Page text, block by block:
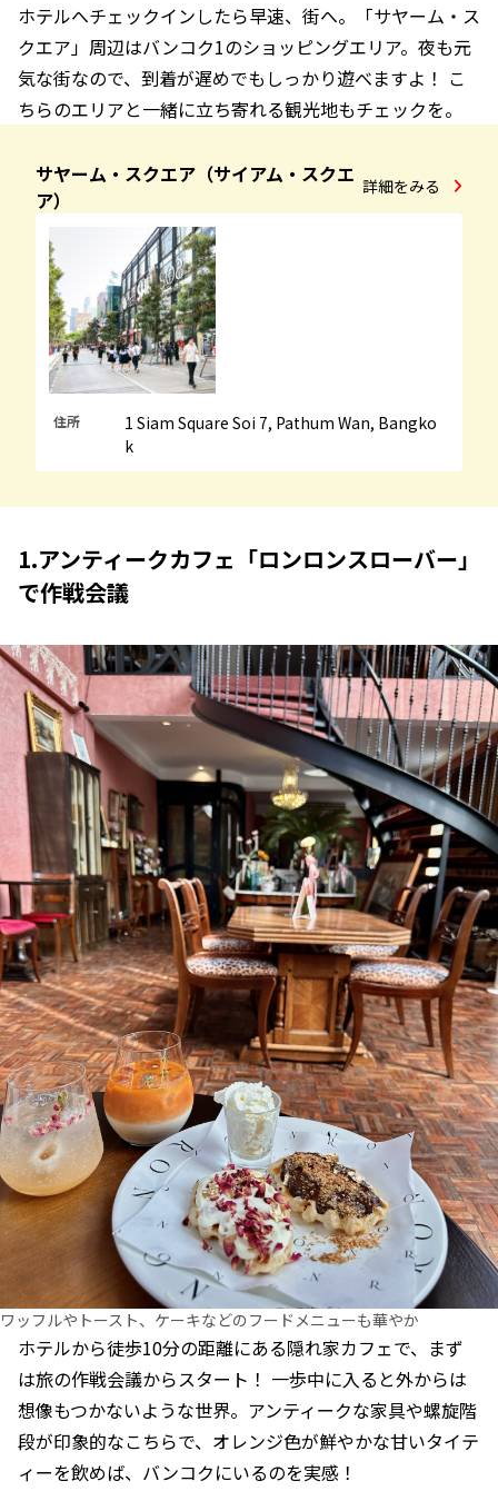
ホテルへチェックインしたら早速、街へ。「サヤーム・ス
クエア」周辺はバンコク1のショッピングエリア。夜も元
気な街なので、到着が遅めでもしっかり遊べますよ！ こ
ちらのエリアと一緒に立ち寄れる観光地もチェックを。
サヤーム・スクエア（サイアム・スクエ
ア）
詳細をみる
住所
1 Siam Square Soi 7, Pathum Wan, Bangko
k
1.アンティークカフェ「ロンロンスローバー」
で作戦会議
ワッフルやトースト、ケーキなどのフードメニューも華やか
ホテルから徒歩10分の距離にある隠れ家カフェで、まず
は旅の作戦会議からスタート！ 一歩中に入ると外からは
想像もつかないような世界。アンティークな家具や螺旋階
段が印象的なこちらで、オレンジ色が鮮やかな甘いタイテ
ィーを飲めば、バンコクにいるのを実感！